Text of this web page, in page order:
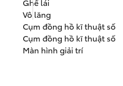
Vô lăng
Cụm đồng hồ kĩ thuật số
Cụm đồng hồ kĩ thuật số
Màn hình giải trí